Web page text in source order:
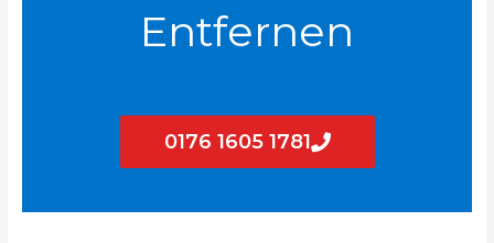
Entfernen
0176 1605 1781